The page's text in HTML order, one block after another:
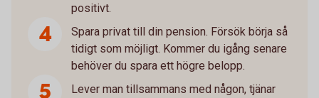
positivt.
Spara privat till din pension. Försök börja så
tidigt som möjligt. Kommer du igång senare
behöver du spara ett högre belopp.
Lever man tillsammans med någon, tjänar